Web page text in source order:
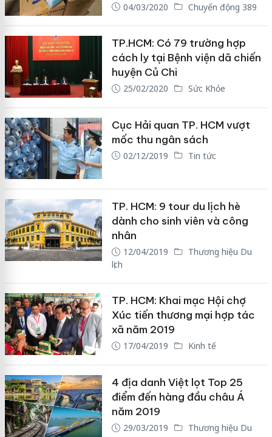
04/03/2020 Chuyển động 389
TP.HCM: Có 79 trường hợp
cách ly tại Bệnh viện dã chiến
huyện Củ Chi
25/02/2020 Sức Khỏe
Cục Hải quan TP. HCM vượt
mốc thu ngân sách
02/12/2019 Tin tức
TP. HCM: 9 tour du lịch hè
dành cho sinh viên và công
nhân
12/04/2019
Thương hiệu Du
lịch
TP. HCM: Khai mạc Hội chợ
Xúc tiến thương mại hợp tác
xã năm 2019
17/04/2019 Kinh tế
4 địa danh Việt lọt Top 25
điểm đến hàng đầu châu Á
năm 2019
29/03/2019
Thương hiệu Du